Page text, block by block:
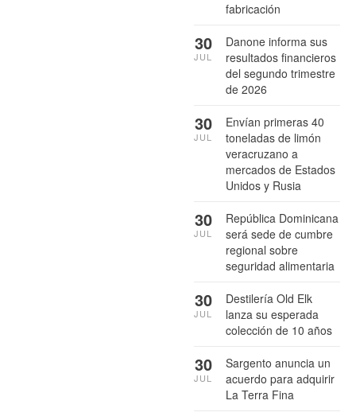
fabricación
Danone informa sus
resultados financieros
del segundo trimestre
de 2026
30
JUL
Envían primeras 40
toneladas de limón
veracruzano a
mercados de Estados
Unidos y Rusia
30
JUL
República Dominicana
será sede de cumbre
regional sobre
seguridad alimentaria
30
JUL
Destilería Old Elk
lanza su esperada
colección de 10 años
30
JUL
Sargento anuncia un
acuerdo para adquirir
La Terra Fina
30
JUL